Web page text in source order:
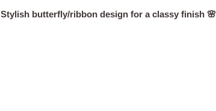
Stylish butterfly/ribbon design for a classy finish 🌸